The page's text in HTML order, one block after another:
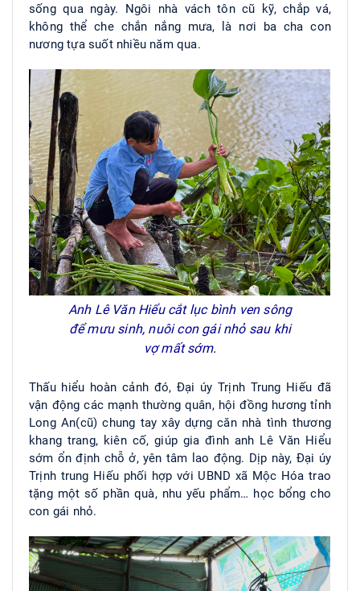
sống qua ngày. Ngôi nhà vách tôn cũ kỹ, chắp vá,
không thể che chắn nắng mưa, là nơi ba cha con
nương tựa suốt nhiều năm qua.
Anh Lê Văn Hiểu cắt lục bình ven sông
để mưu sinh, nuôi con gái nhỏ sau khi
vợ mất sớm.
Thấu hiểu hoàn cảnh đó, Đại úy Trịnh Trung Hiếu đã
vận động các mạnh thường quân, hội đồng hương tỉnh
Long An(cũ) chung tay xây dựng căn nhà tình thương
khang trang, kiên cố, giúp gia đình anh Lê Văn Hiểu
sớm ổn định chỗ ở, yên tâm lao động. Dịp này, Đại úy
Trịnh trung Hiếu phối hợp với UBND xã Mộc Hóa trao
tặng một số phần quà, nhu yếu phẩm… học bổng cho
con gái nhỏ.